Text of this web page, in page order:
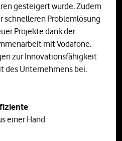
gesteigert wurde. Zudem
schnelleren Problemlösung
Projekte dank der
mit Vodafone.
zur Innovationsfähigkeit
des Unternehmens bei.
einer Hand